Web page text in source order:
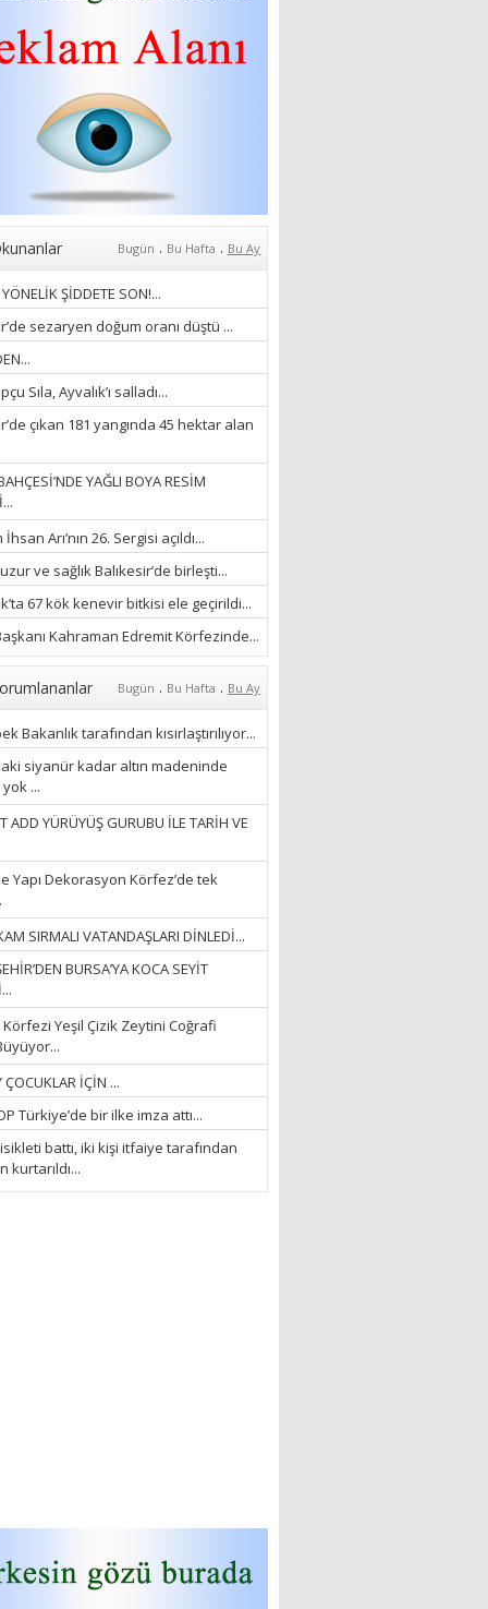
KAĞNISI
07/04/2026
Mehmet Çağ
“BEDEN VE RUH
BÜTÜNLÜĞÜ...”
18/03/2023
İlknur Solmaz Çoban
“DOĞANIN GÜLEÇ
YAĞMURLARINI
ÖZLERKEN…”
23/11/2025
Fatma Aker
“Ne çok şey oldu
unutulmaması gereken”
28/01/2024
Hüseyin Ergül
“AKIL GÖZÜ”
Ayşegül Akay
“KURTULDUM”
28/01/2024
Bugün . Bu Hafta . Bu Ay
ŞİDDETE SON!...
sezaryen doğum oranı düştü ...
Sıla, Ayvalık’ı salladı...
çıkan 181 yangında 45 hektar alan
YAĞLI BOYA RESİM
Arı’nın 26. Sergisi açıldı...
ve sağlık Balıkesir’de birleşti...
67 kök kenevir bitkisi ele geçirildi...
Kahraman Edremit Körfezinde...
Bugün . Bu Hafta . Bu Ay
Bakanlık tarafından kısırlaştırılıyor...
siyanür kadar altın madeninde
...
ADD YÜRÜYÜŞ GURUBU İLE TARİH VE
Yapı Dekorasyon Körfez’de tek
SIRMALI VATANDAŞLARI DİNLEDİ...
BURSA’YA KOCA SEYİT
Yeşil Çizik Zeytini Coğrafi
ÇOCUKLAR İÇİN ...
Türkiye’de bir ilke imza attı...
battı, iki kişi itfaiye tarafından
kurtarıldı...